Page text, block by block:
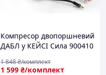
Компресор двопоршневий
ДАБЛ у КЕЙСІ Сила 900410
1 599 ₴/комплект
1 848₴/комплект